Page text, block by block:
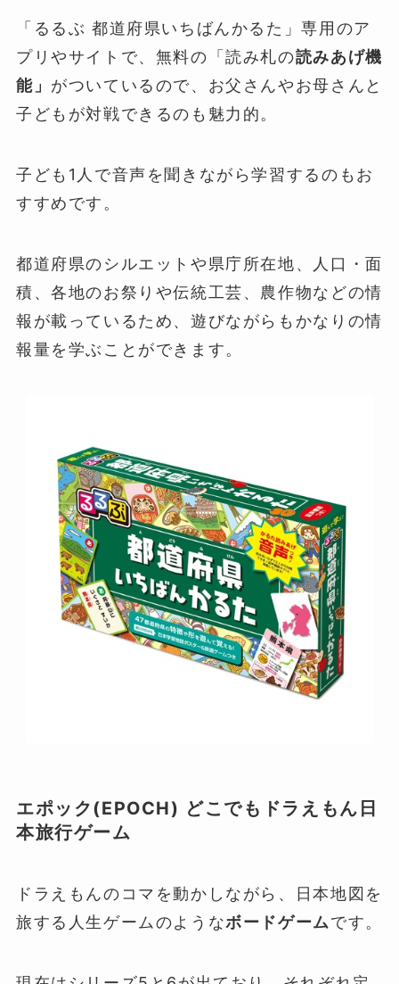
「るるぶ 都道府県いちばんかるた」専用のア
プリやサイトで、無料の「読み札の読みあげ機
能」 がついているので、お父さんやお母さんと
子どもが対戦できるのも魅力的。
子ども1人で音声を聞きながら学習するのもお
すすめです。
都道府県のシルエットや県庁所在地、人口・面
積、各地のお祭りや伝統工芸、農作物などの情
報が載っているため、遊びながらもかなりの情
報量を学ぶことができます。
エポック(EPOCH) どこでもドラえもん日
本旅行ゲーム
ドラえもんのコマを動かしながら、日本地図を
旅する人生ゲームのようなボードゲームです。